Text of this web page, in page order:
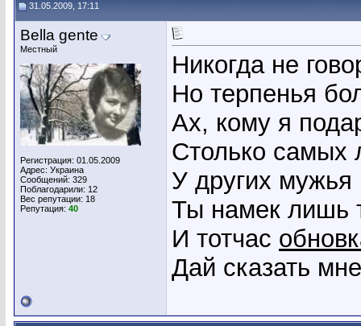
31.05.2009, 17:11
Bella gente
Местный
Регистрация: 01.05.2009
Адрес: Украина
Сообщений: 329
Поблагодарили: 12
Вес репутации: 18
Репутация: 40
Никогда не
Но терпенья
Ах, кому я
Столько самых
У других мужья
Ты намек лишь
И тотчас
Дай сказать